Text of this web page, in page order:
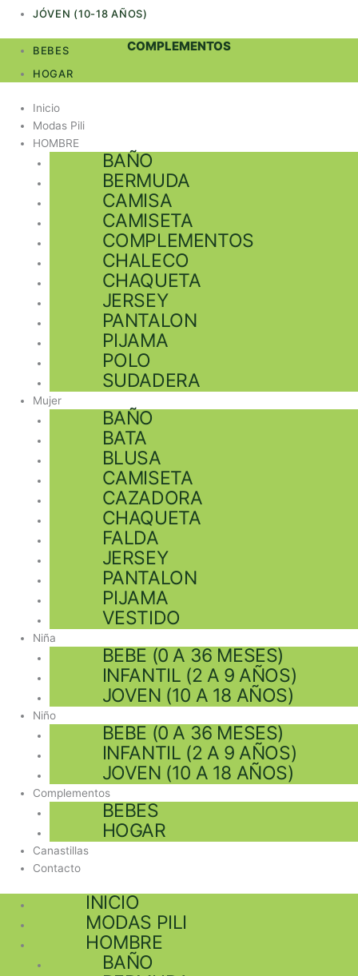
JÓVEN (10-18 AÑOS)
COMPLEMENTOS
BEBES
HOGAR
Inicio
Modas Pili
HOMBRE
BAÑO
BERMUDA
CAMISA
CAMISETA
COMPLEMENTOS
CHALECO
CHAQUETA
JERSEY
PANTALON
PIJAMA
POLO
SUDADERA
Mujer
BAÑO
BATA
BLUSA
CAMISETA
CAZADORA
CHAQUETA
FALDA
JERSEY
PANTALON
PIJAMA
VESTIDO
Niña
BEBE (0 A 36 MESES)
INFANTIL (2 A 9 AÑOS)
JOVEN (10 A 18 AÑOS)
Niño
BEBE (0 A 36 MESES)
INFANTIL (2 A 9 AÑOS)
JOVEN (10 A 18 AÑOS)
Complementos
BEBES
HOGAR
Canastillas
Contacto
INICIO
MODAS PILI
HOMBRE
BAÑO